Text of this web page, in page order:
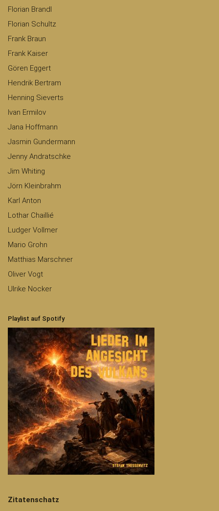
Florian Brandl
Florian Schultz
Frank Braun
Frank Kaiser
Gören Eggert
Hendrik Bertram
Henning Sieverts
Ivan Ermilov
Jana Hoffmann
Jasmin Gundermann
Jenny Andratschke
Jim Whiting
Jörn Kleinbrahm
Karl Anton
Lothar Chaillié
Ludger Vollmer
Mario Grohn
Matthias Marschner
Oliver Vogt
Ulrike Nocker
Playlist auf Spotify
Zitatenschatz